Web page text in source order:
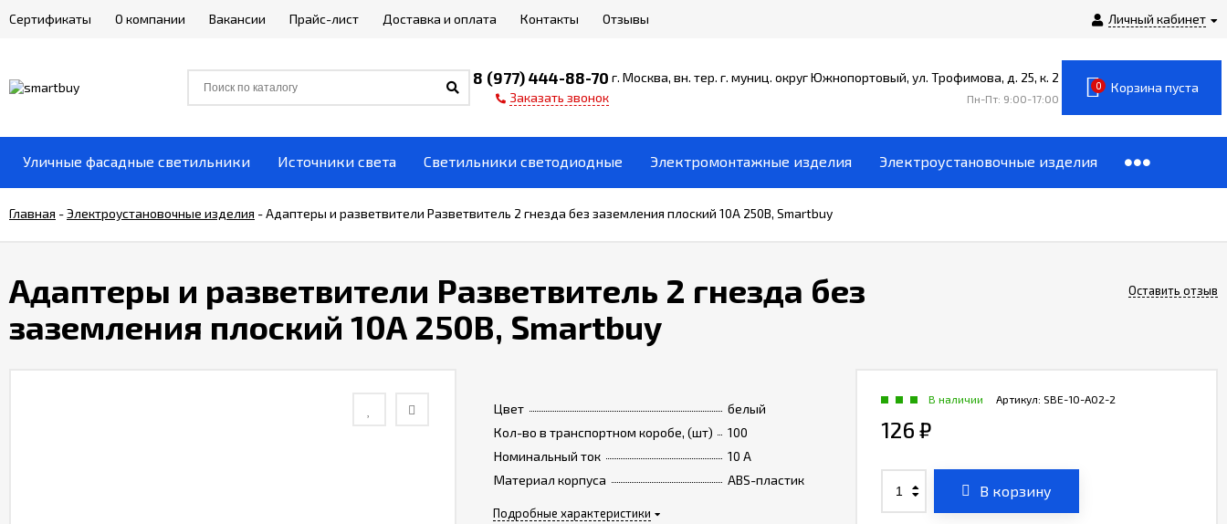
Личный кабинет
Сертификаты О компании Вакансии Прайс-лист Доставка и оплата Контакты Отзывы
8 (977) 444-88-70
Заказать звонок
г. Москва, вн. тер. г. муниц. округ Южнопортовый, ул. Трофимова, д. 25, к. 2
Пн-Пт: 9:00-17:00
0 Корзина пуста
Уличные фасадные светильники Источники света Светильники светодиодные Электромонтажные изделия Электроустановочные изделия
Главная -Электроустановочные изделия -Адаптеры и разветвители Разветвитель 2 гнезда без заземления плоский 10А 250B, Smartbuy
Адаптеры и разветвители Разветвитель 2 гнезда без
заземления плоский 10А 250B, Smartbuy
Оставить отзыв
Цвет
белый
Кол-во в транспортном коробе, (шт)
100
Номинальный ток
10 A
Материал корпуса
ABS-пластик
Подробные характеристики
Артикул: SBE-10-A02-2
В наличии
126 ₽
В корзину